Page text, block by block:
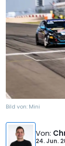
Bild von: Mini
Von:
24. Jun.